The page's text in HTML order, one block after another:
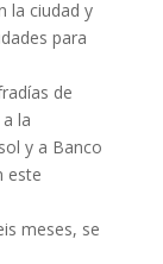
la ciudad y
para
de
la
y a Banco
este
meses, se